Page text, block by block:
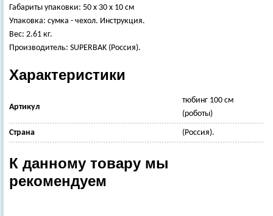
Габариты упаковки: 50 x 30 x 10 см
Упаковка: сумка - чехол. Инструкция.
Вес: 2.61 кг.
Производитель: SUPERBAK (Россия).
Характеристики
Артикул
тюбинг 100 см
(роботы)
Страна (Россия).
К данному товару мы
рекомендуем